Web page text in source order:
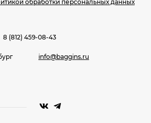
обработки персональных данных
8 (812) 459-08-43
info@baggins.ru